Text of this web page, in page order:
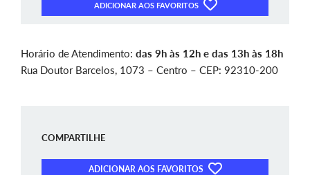
ADICIONAR AOS FAVORITOS
Horário de Atendimento: das 9h às 12h e das 13h às 18h
Rua Doutor Barcelos, 1073 – Centro – CEP: 92310-200
COMPARTILHE
ADICIONAR AOS FAVORITOS